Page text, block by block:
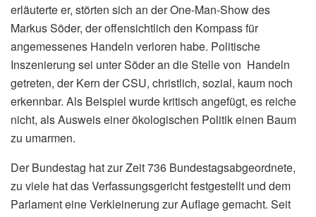
erläuterte er, störten sich an der One-Man-Show des
Markus Söder, der offensichtlich den Kompass für
angemessenes Handeln verloren habe. Politische
Inszenierung sei unter Söder an die Stelle von Handeln
getreten, der Kern der CSU, christlich, sozial, kaum noch
erkennbar. Als Beispiel wurde kritisch angefügt, es reiche
nicht, als Ausweis einer ökologischen Politik einen Baum
zu umarmen.
Der Bundestag hat zur Zeit 736 Bundestagsabgeordnete,
zu viele hat das Verfassungsgericht festgestellt und dem
Parlament eine Verkleinerung zur Auflage gemacht. Seit